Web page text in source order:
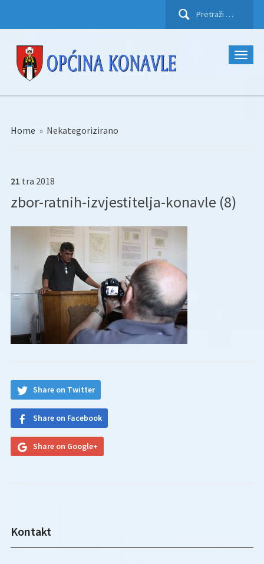
Pretraži:
Home » Nekategorizirano
21 tra 2018
zbor-ratnih-izvjestitelja-konavle (8)
Share on Twitter
Share on Facebook
Share on Google+
Kontakt